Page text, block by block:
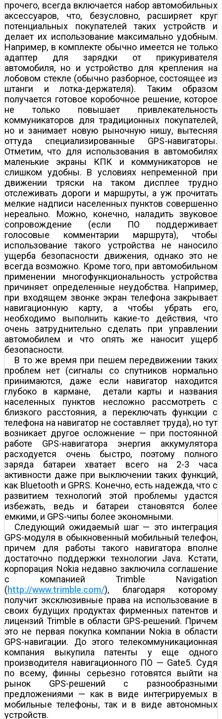
прочего, всегда включается набор автомобильных
аксессуаров, что, безусловно, расширяет круг
потенциальных покупателей таких устройств и
делает их использование максимально удобным.
Например, в комплекте обычно имеется не только
адаптер для зарядки от прикуривателя
автомобиля, но и устройство для крепления на
лобовом стекле (обычно разборное, состоящее из
штанги и лотка-держателя). Таким образом
получается готовое коробочное решение, которое
не только повышает привлекательность
коммуникаторов для традиционных покупателей,
но и занимает новую рыночную нишу, вытесняя
оттуда специализированные GPS-навигаторы.
Отметим, что для использования в автомобилях
маленькие экраны КПК и коммуникаторов не
слишком удобны. В условиях непременной при
движении тряски на таком дисплее трудно
отслеживать дороги и маршруты, а уж прочитать
мелкие надписи населенных пунктов совершенно
нереально. Можно, конечно, наладить звуковое
сопровождение (если ПО поддерживает
голосовые комментарии маршрута), чтобы
использование такого устройства не наносило
ущерба безопасности движения, однако это не
всегда возможно. Кроме того, при автомобильном
применении многофункциональность устройства
причиняет определенные неудобства. Например,
при входящем звонке экран телефона закрывает
навигационную карту, а чтобы убрать его,
необходимо выполнить какие-то действия, что
очень затруднительно сделать при управлении
автомобилем и что опять же наносит ущерб
безопасности.
В то же время при пешем передвижении таких
проблем нет (сигналы со спутников нормально
принимаются, даже если навигатор находится
глубоко в кармане, детали карты и названия
населенных пунктов несложно рассмотреть с
близкого расстояния, а переключать функции с
телефона на навигатор не составляет труда), но тут
возникает другое осложнение — при постоянной
работе GPS-навигатора энергия аккумулятора
расходуется очень быстро, поэтому полного
заряда батареи хватает всего на 2-3 часа
активности даже при выключении таких функций,
как Bluetooth и GPRS. Конечно, есть надежда, что с
развитием технологий этой проблемы удастся
избежать, ведь и батареи становятся более
емкими, и GPS-чипы более экономными.
Следующий ожидаемый шаг — это интеграция
GPS-модуля в обыкновенный мобильный телефон,
причем для работы такого навигатора вполне
достаточно поддержки технологии Java. Кстати,
корпорация Nokia недавно заключила соглашение
с компанией Trimble Navigation
(http://www.trimble.com/), благодаря которому
получит эксклюзивные права на использование в
своих будущих продуктах фирменных патентов и
лицензий Trimble в области GPS-решений. Причем
это не первая покупка компании Nokia в области
GPS-навигации. До этого телекоммуникационная
компания выкупила патенты у еще одного
производителя навигационного ПО — Gate5. Судя
по всему, финны серьезно готовятся выйти на
рынок GPS-решений с разнообразными
предложениями — как в виде интегрируемых в
мобильные телефоны, так и в виде автономных
устройств.